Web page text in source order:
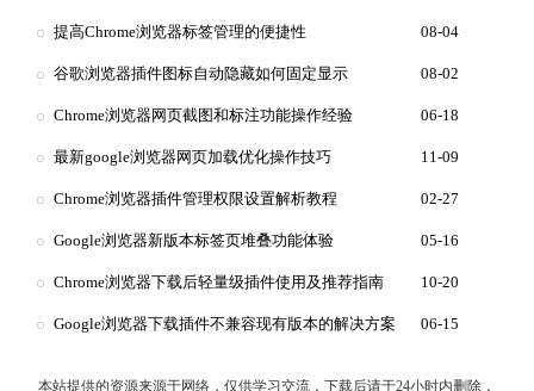
提高Chrome浏览器标签管理的便捷性 08-04
谷歌浏览器插件图标自动隐藏如何固定显示 08-02
Chrome浏览器网页截图和标注功能操作经验 06-18
最新google浏览器网页加载优化操作技巧 11-09
Chrome浏览器插件管理权限设置解析教程 02-27
Google浏览器新版本标签页堆叠功能体验 05-16
Chrome浏览器下载后轻量级插件使用及推荐指南 10-20
Google浏览器下载插件不兼容现有版本的解决方案 06-15
本站提供的资源来源于网络，仅供学习交流，下载后请于24小时内删除，